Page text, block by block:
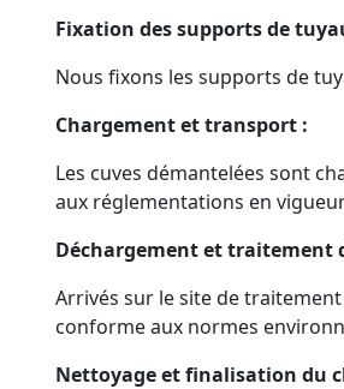
Fixation des supports de
Nous fixons les supports de
Chargement et transport :
Les cuves démantelées sont
aux réglementations en
Déchargement et traitement
Arrivés sur le site de
conforme aux normes
Nettoyage et finalisation du